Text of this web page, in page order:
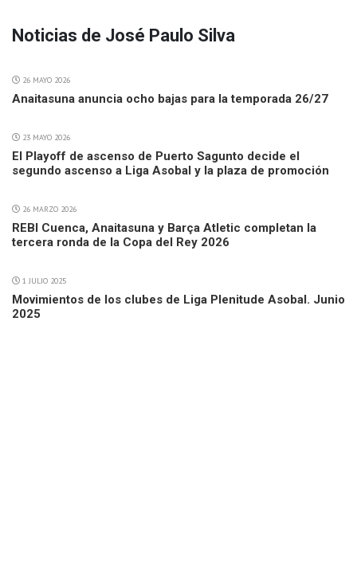
Noticias de José Paulo Silva
26 MAYO 2026
Anaitasuna anuncia ocho bajas para la temporada 26/27
23 MAYO 2026
El Playoff de ascenso de Puerto Sagunto decide el
segundo ascenso a Liga Asobal y la plaza de promoción
26 MARZO 2026
REBI Cuenca, Anaitasuna y Barça Atletic completan la
tercera ronda de la Copa del Rey 2026
1 JULIO 2025
Movimientos de los clubes de Liga Plenitude Asobal. Junio
2025